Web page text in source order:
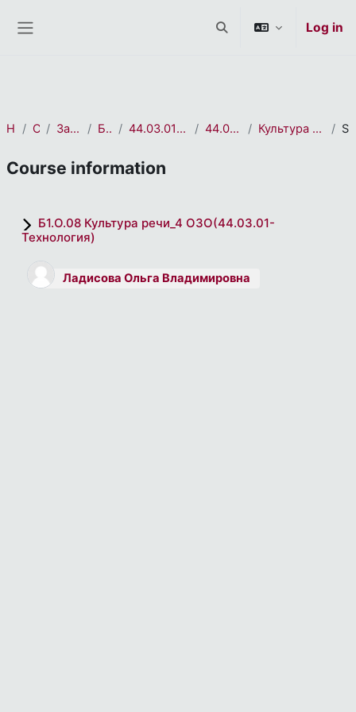
Toggle search input
Log in
Home Courses Заочное обучение Бакалавриат 44.03.01 Педагогическое образование 44.03.01 Технология_ОЗО Культура речи_4 ОЗО(44.03.01-Технология)
Course information
Б1.О.08 Культура речи_4 ОЗО(44.03.01-
Технология)
Ладисова Ольга Владимировна